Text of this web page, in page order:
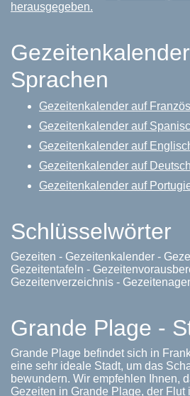
herausgegeben.
Sprachen
Gezeitenkalender auf
Gezeitenkalender auf
Gezeitenkalender auf
Gezeitenkalender auf Deutsch
Gezeitenkalender auf
Schlüsselwörter
Gezeiten - Gezeitenkalender -
Gezeitentafeln -
Gezeitenverzeichnis -
Grande Plage -
Grande Plage befindet sich in
eine sehr ideale Stadt, um das
bewundern. Wir empfehlen Ihnen,
Gezeiten in Grande Plage, der Flut